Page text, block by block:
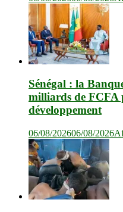
Sénégal : la
milliards de FCFA
développement
06/08/202606/08/2026